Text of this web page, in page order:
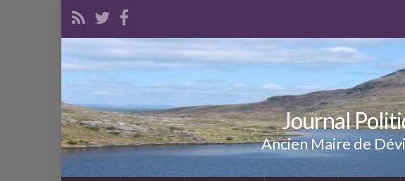
Journal
Ancien Maire de